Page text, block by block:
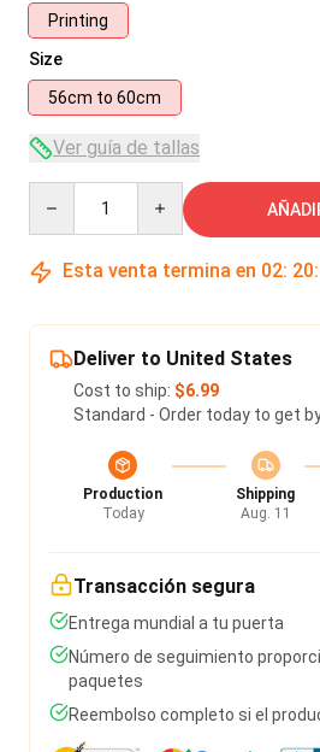
Printing
Size
56cm to 60cm
Ver guía de tallas
Esta venta termina en 02: 20:
Deliver to United States
Cost to ship: $6.99
Standard - Order today to get
Production
Today
Shipping
Aug. 11
Transacción segura
Entrega mundial a tu puerta
Número de seguimiento
paquetes
Reembolso completo si el